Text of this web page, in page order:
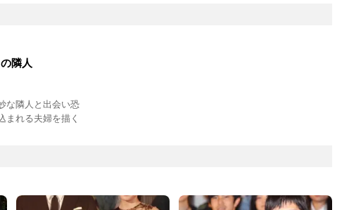
隣人
な隣人と出会い恐
まれる夫婦を描く